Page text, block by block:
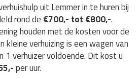
uit Lemmer in te huren bij
rond de €700,- tot €800,-.
houden met de kosten voor de
kleine verhuizing is een wagen van
1 verhuizer voldoende. Dit kost u
per uur.